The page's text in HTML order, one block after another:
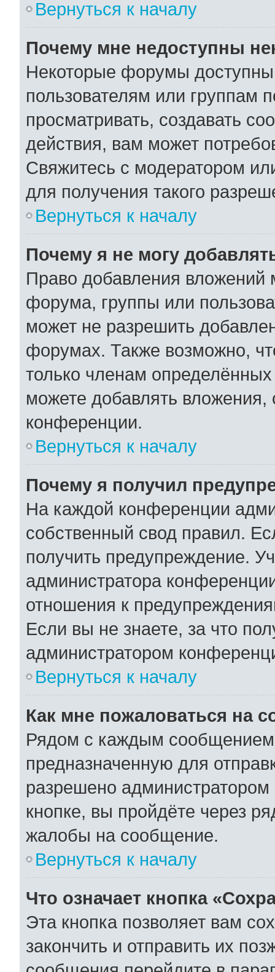
Вернуться к началу
Почему мне недоступны
Некоторые форумы
пользователям или группам
просматривать, создавать
действия, вам может
Свяжитесь с модератором
для получения такого
Вернуться к началу
Почему я не могу
Право добавления вложений
форума, группы или
может не разрешить
форумах. Также возможно,
только членам
можете добавлять
конференции.
Вернуться к началу
Почему я получил
На каждой конференции
собственный свод правил.
получить предупреждение.
администратора
отношения к
Если вы не знаете, за что
администратором
Вернуться к началу
Как мне пожаловаться на
Рядом с каждым сообщением
предназначенную для
разрешено
кнопке, вы пройдёте через
жалобы на сообщение.
Вернуться к началу
Что означает кнопка
Эта кнопка позволяет вам
закончить и отправить их